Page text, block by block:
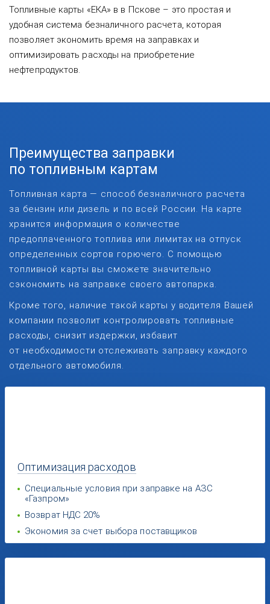
Топливные карты «ЕКА» в в Пскове – это простая и
удобная система безналичного расчета, которая
позволяет экономить время на заправках и
оптимизировать расходы на приобретение
нефтепродуктов.
Преимущества заправки
по топливным картам
Топливная карта — способ безналичного расчета
за бензин или дизель и по всей России. На карте
хранится информация о количестве
предоплаченного топлива или лимитах на отпуск
определенных сортов горючего. С помощью
топливной карты вы сможете значительно
сэкономить на заправке своего автопарка.
Кроме того, наличие такой карты у водителя Вашей
компании позволит контролировать топливные
расходы, снизит издержки, избавит
от необходимости отслеживать заправку каждого
отдельного автомобиля.
Оптимизациярасходов
Специальные условия при заправке на АЗС
«Газпром»
Возврат НДС 20%
Экономия за счет выбора поставщиков